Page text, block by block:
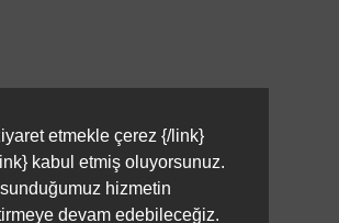
etmekle çerez {/link}
kabul etmiş oluyorsunuz.
hizmetin
devam edebileceğiz.